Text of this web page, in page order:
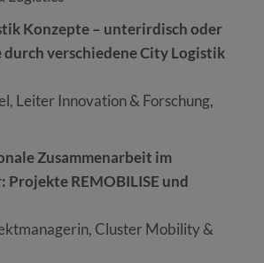
Konzepte – unterirdisch oder
durch verschiedene City Logistik
Leiter Innovation & Forschung,
Zusammenarbeit im
REMOBILISE und
Cluster Mobility &